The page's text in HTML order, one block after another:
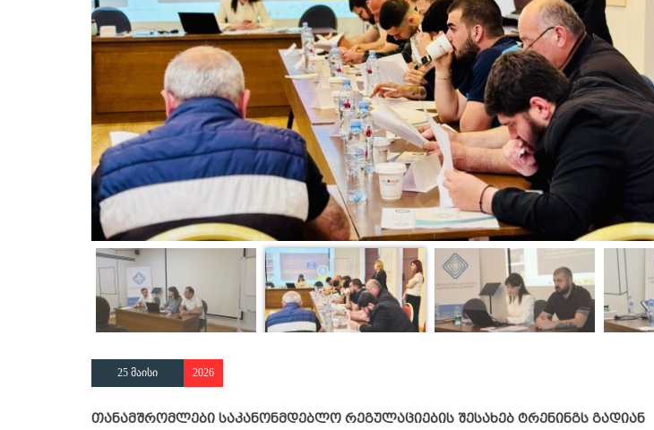
25 მაისი 2026
თანამშრომლები საკანონმდებლო რეგულაციების შესახებ ტრენინგს გადიან